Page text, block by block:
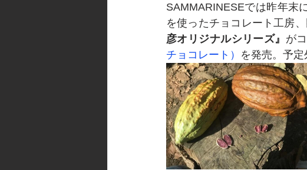
SAMMARINESEでは昨年末
を使ったチョコレート工房
彦オリジナルシリーズ』 が
チョコレート） を発売。予定